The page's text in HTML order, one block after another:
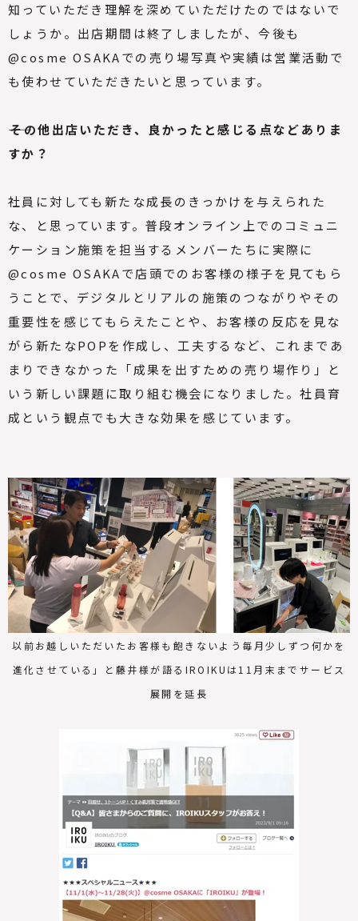
知っていただき理解を深めていただけたのではないで
しょうか。出店期間は終了しましたが、今後も
@cosme OSAKAでの売り場写真や実績は営業活動で
も使わせていただきたいと思っています。
――その他出店いただき、良かったと感じる点などありま
すか？
社員に対しても新たな成長のきっかけを与えられた
な、と思っています。普段オンライン上でのコミュニ
ケーション施策を担当するメンバーたちに実際に
@cosme OSAKAで店頭でのお客様の様子を見てもら
うことで、デジタルとリアルの施策のつながりやその
重要性を感じてもらえたことや、お客様の反応を見な
がら新たなPOPを作成し、工夫するなど、これまであ
まりできなかった「成果を出すための売り場作り」と
いう新しい課題に取り組む機会になりました。社員育
成という観点でも大きな効果を感じています。
以前お越しいただいたお客様も飽きないよう毎月少しずつ何かを
進化させている」と藤井様が語るIROIKUは11月末までサービス
展開を延長